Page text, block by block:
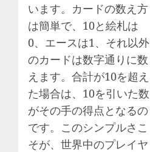
います。カードの数え方
は簡単で、10と絵札は
0、エースは1、それ以外
のカードは数字通りに数
えます。合計が10を超え
た場合は、10を引いた数
がその手の得点となるの
です。このシンプルさこ
そが、世界中のプレイヤ